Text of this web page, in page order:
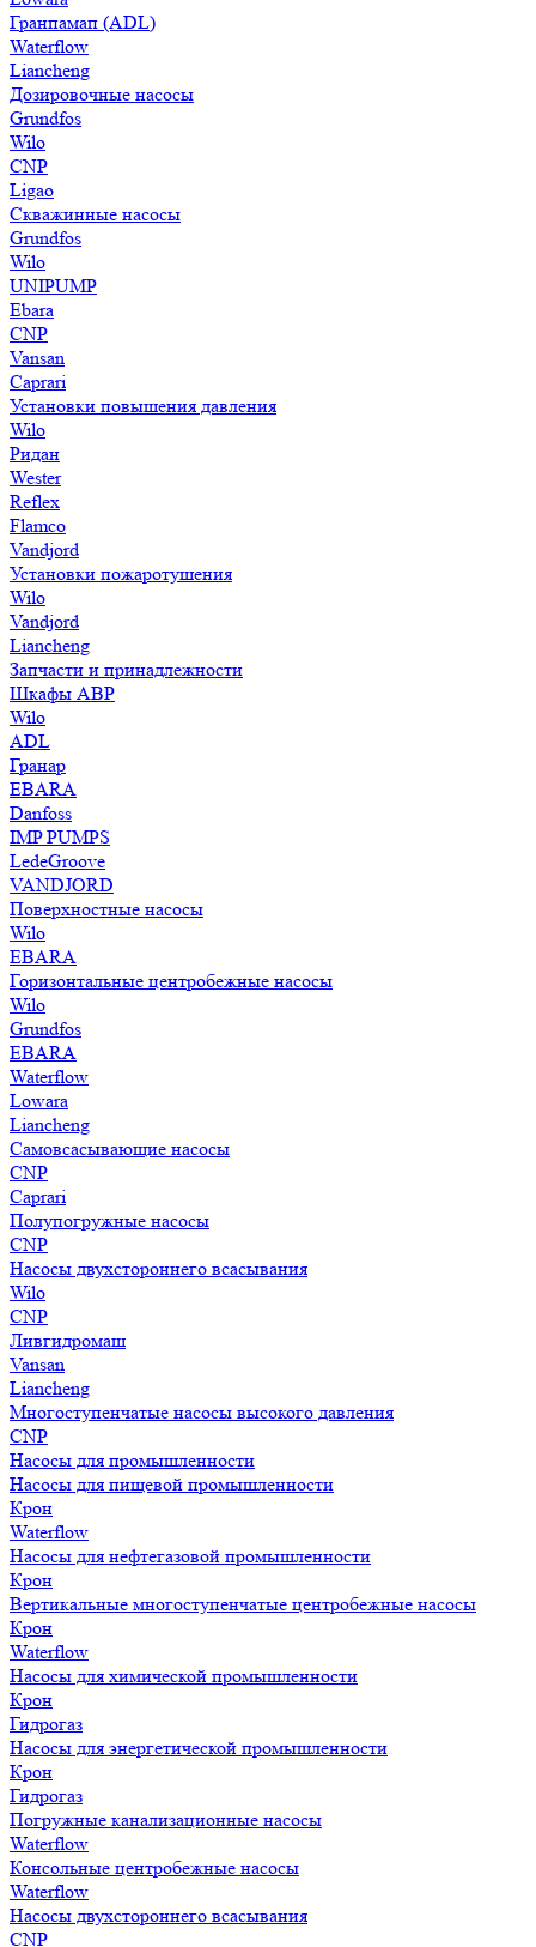
Гранпамап (ADL)
Waterflow
Liancheng
Дозировочные насосы
Grundfos
Wilo
CNP
Ligao
Скважинные насосы
Grundfos
Wilo
UNIPUMP
Ebara
CNP
Vansan
Caprari
Установки повышения давления
Wilo
Ридан
Wester
Reflex
Flamco
Vandjord
Установки пожаротушения
Wilo
Vandjord
Liancheng
Запчасти и принадлежности
Шкафы АВР
Wilo
ADL
Гранар
EBARA
Danfoss
IMP PUMPS
LedeGroove
VANDJORD
Поверхностные насосы
Wilo
EBARA
Горизонтальные центробежные насосы
Wilo
Grundfos
EBARA
Waterflow
Lowara
Liancheng
Самовсасывающие насосы
CNP
Caprari
Полупогружные насосы
CNP
Насосы двухстороннего всасывания
Wilo
CNP
Ливгидромаш
Vansan
Liancheng
Многоступенчатые насосы высокого давления
CNP
Насосы для промышленности
Насосы для пищевой промышленности
Крон
Waterflow
Насосы для нефтегазовой промышленности
Крон
Вертикальные многоступенчатые центробежные насосы
Крон
Waterflow
Насосы для химической промышленности
Крон
Гидрогаз
Насосы для энергетической промышленности
Крон
Гидрогаз
Погружные канализационные насосы
Waterflow
Консольные центробежные насосы
Waterflow
Насосы двухстороннего всасывания
CNP